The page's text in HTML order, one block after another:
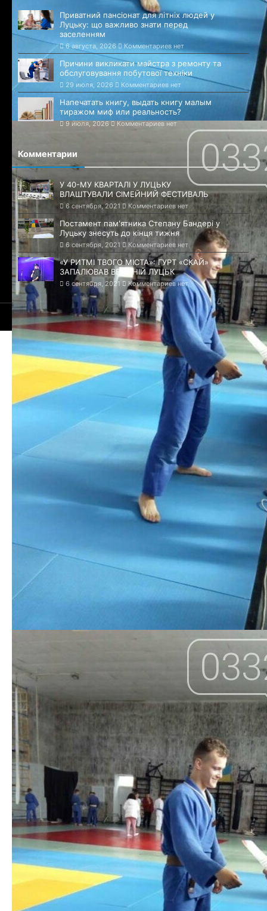
Приватний пансіонат для літніх людей у
Луцьку: що важливо знати перед
заселенням
6 августа, 2026 Комментариев нет
Причини викликати майстра з ремонту та
обслуговування побутової техніки
29 июля, 2026 Комментариев нет
Напечатать книгу, выдать книгу малым
тиражом миф или реальность?
9 июля, 2026 Комментариев нет
Комментарии
У 40-МУ КВАРТАЛІ У ЛУЦЬКУ
ВЛАШТУВАЛИ СІМЕЙНИЙ ФЕСТИВАЛЬ
6 сентября, 2021 Комментариев нет
Постамент пам'ятника Степану Бандері у
Луцьку знесуть до кінця тижня
6 сентября, 2021 Комментариев нет
«У РИТМІ ТВОГО МІСТА»: ГУРТ «СКАЙ»
ЗАПАЛЮВАВ ВЕЧІРНІЙ ЛУЦЬК
6 сентября, 2021 Комментариев нет
© 2021-2026 Сайт Луцка - 1085